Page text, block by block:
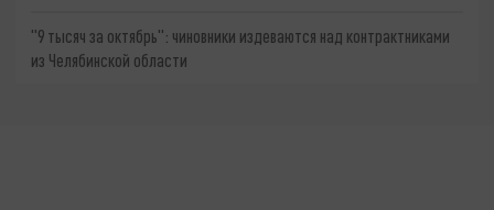
"9 тысяч за октябрь": чиновники издеваются над контрактниками
из Челябинской области